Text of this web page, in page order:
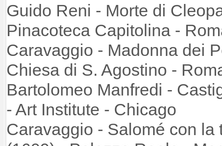
Guido Reni - Morte di
Pinacoteca
Caravaggio - Madonna dei
Chiesa di S.
Bartolomeo Manfredi -
- Art Institute -
Caravaggio - Salomé con la